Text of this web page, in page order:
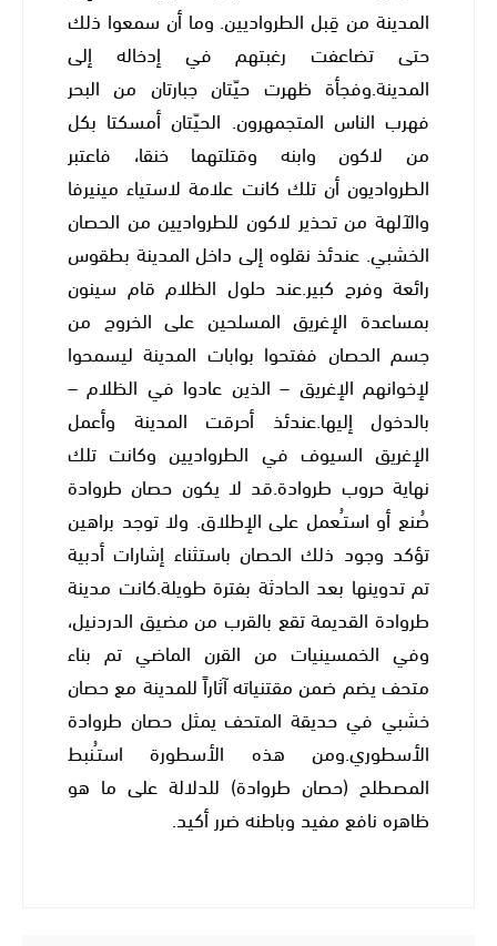
المدينة من قِبل الطرواديين. وما أن سمعوا ذلك
حتى تضاعفت رغبتهم في إدخاله إلى
المدينة.وفجأة ظهرت حيّتان جبارتان من البحر
فهرب الناس المتجمهرون. الحيّتان أمسكتا بكل
من لاكون وابنه وقتلتهما خنقا، فاعتبر
الطرواديون أن تلك كانت علامة لاستياء مينيرفا
والآلهة من تحذير لاكون للطرواديين من الحصان
الخشبي. عندئذ نقلوه إلى داخل المدينة بطقوس
رائعة وفرح كبير.عند حلول الظلام قام سينون
بمساعدة الإغريق المسلحين على الخروج من
جسم الحصان ففتحوا بوابات المدينة ليسمحوا
لإخوانهم الإغريق – الذين عادوا في الظلام –
بالدخول إليها.عندئذ أحرقت المدينة وأعمل
الإغريق السيوف في الطرواديين وكانت تلك
نهاية حروب طروادة.قد لا يكون حصان طروادة
صُنع أو استـُعمل على الإطلاق. ولا توجد براهين
تؤكد وجود ذلك الحصان باستثناء إشارات أدبية
تم تدوينها بعد الحادثة بفترة طويلة.كانت مدينة
طروادة القديمة تقع بالقرب من مضيق الدردنيل،
وفي الخمسينيات من القرن الماضي تم بناء
متحف يضم ضمن مقتنياته آثاراً للمدينة مع حصان
خشبي في حديقة المتحف يمثل حصان طروادة
الأسطوري.ومن هذه الأسطورة استـُنبط
المصطلح (حصان طروادة) للدلالة على ما هو
ظاهره نافع مفيد وباطنه ضرر أكيد.